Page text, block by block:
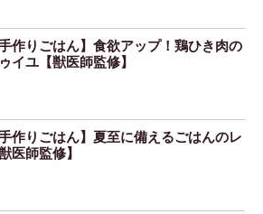
手作りごはん】食欲アップ！鶏ひき肉の
イユ【獣医師監修】
手作りごはん】夏至に備えるごはんのレ
医師監修】